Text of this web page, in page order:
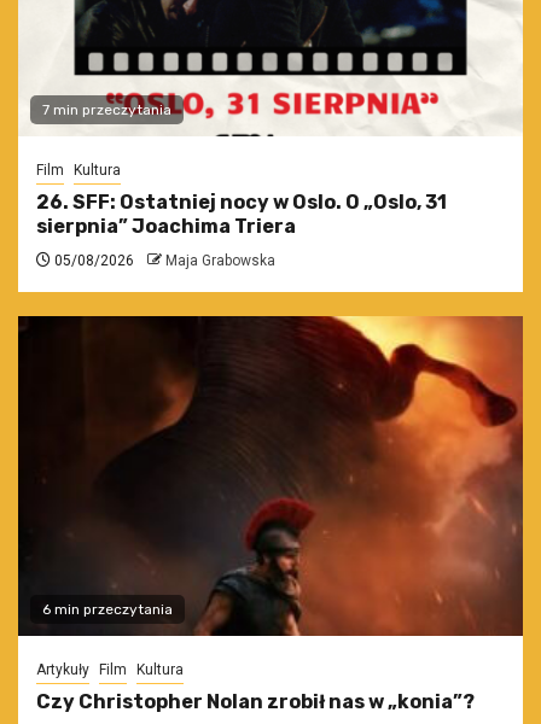
7 min przeczytania
Film Kultura
26. SFF: Ostatniej nocy w Oslo. O „Oslo, 31
sierpnia” Joachima Triera
05/08/2026 Maja Grabowska
6 min przeczytania
Artykuły Film Kultura
Czy Christopher Nolan zrobił nas w „konia”?